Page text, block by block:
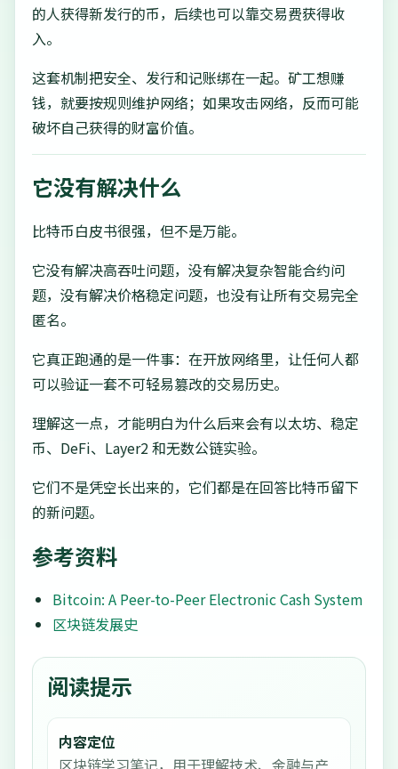
的人获得新发行的币，后续也可以靠交易费获得收
入。
这套机制把安全、发行和记账绑在一起。矿工想赚
钱，就要按规则维护网络；如果攻击网络，反而可能
破坏自己获得的财富价值。
它没有解决什么
比特币白皮书很强，但不是万能。
它没有解决高吞吐问题，没有解决复杂智能合约问
题，没有解决价格稳定问题，也没有让所有交易完全
匿名。
它真正跑通的是一件事：在开放网络里，让任何人都
可以验证一套不可轻易篡改的交易历史。
理解这一点，才能明白为什么后来会有以太坊、稳定
币、DeFi、Layer2 和无数公链实验。
它们不是凭空长出来的，它们都是在回答比特币留下
的新问题。
参考资料
Bitcoin: A Peer-to-Peer Electronic Cash System
区块链发展史
阅读提示
内容定位
区块链学习笔记，用于理解技术、金融与产